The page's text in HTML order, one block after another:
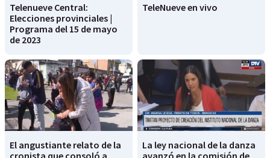
Telenueve Central:
Elecciones provinciales |
Programa del 15 de mayo
de 2023
TeleNueve en vivo
El angustiante relato de la
La ley nacional de la danza